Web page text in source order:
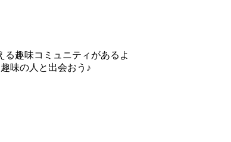
趣味コミュニティがあるよ
味の人と出会おう♪